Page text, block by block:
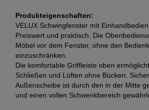
Produkteigenschaften:
VELUX Schwingfenster mit
Preiswert und praktisch. Die
Möbel vor dem Fenster, ohne den
einzuschränken.
Die komfortable Griffleiste oben
Schließen und Lüften ohne Bücken.
Außenscheibe ist durch den in der Mitte
und einen vollen Schwenkbereich